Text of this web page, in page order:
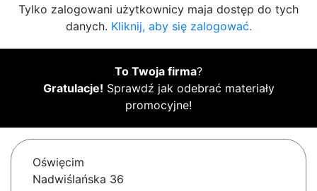
Tylko zalogowani użytkownicy maja dostęp do tych
danych. Kliknij, aby się zalogować.
To Twoja firma?
Gratulacje! Sprawdź jak odebrać materiały
promocyjne!
Oświęcim
Nadwiślańska 36